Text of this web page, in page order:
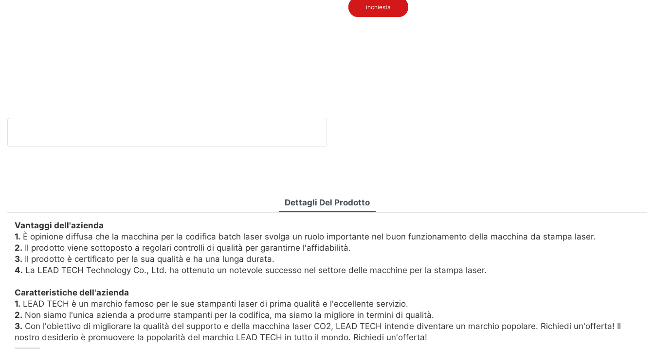
inchiesta
Dettagli Del Prodotto
Vantaggi dell'azienda
1. È opinione diffusa che la macchina per la codifica batch laser svolga un ruolo importante nel buon funzionamento della macchina da stampa laser.
2. Il prodotto viene sottoposto a regolari controlli di qualità per garantirne l'affidabilità.
3. Il prodotto è certificato per la sua qualità e ha una lunga durata.
4. La LEAD TECH Technology Co., Ltd. ha ottenuto un notevole successo nel settore delle macchine per la stampa laser.
Caratteristiche dell'azienda
1. LEAD TECH è un marchio famoso per le sue stampanti laser di prima qualità e l'eccellente servizio.
2. Non siamo l'unica azienda a produrre stampanti per la codifica, ma siamo la migliore in termini di qualità.
3. Con l'obiettivo di migliorare la qualità del supporto e della macchina laser CO2, LEAD TECH intende diventare un marchio popolare. Richiedi un'offerta! Il
nostro desiderio è promuovere la popolarità del marchio LEAD TECH in tutto il mondo. Richiedi un'offerta!